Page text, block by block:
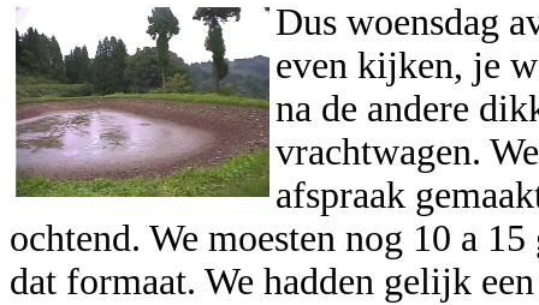
Dus woensdag
even kijken, je
na de andere
vrachtwagen.
afspraak
ochtend. We moesten nog 10 a
dat formaat. We hadden gelijk